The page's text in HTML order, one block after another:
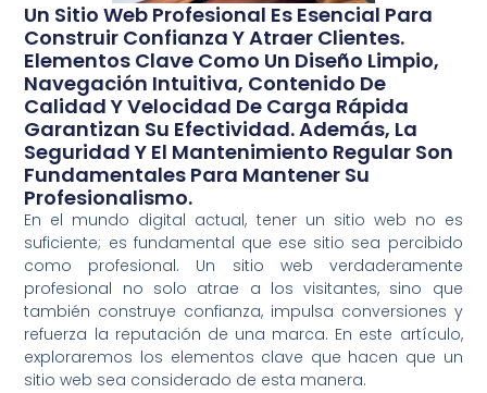
Un Sitio Web Profesional Es Esencial Para
Construir Confianza Y Atraer Clientes.
Elementos Clave Como Un Diseño Limpio,
Navegación Intuitiva, Contenido De
Calidad Y Velocidad De Carga Rápida
Garantizan Su Efectividad. Además, La
Seguridad Y El Mantenimiento Regular Son
Fundamentales Para Mantener Su
Profesionalismo.
En el mundo digital actual, tener un sitio web no es
suficiente; es fundamental que ese sitio sea percibido
como profesional. Un sitio web verdaderamente
profesional no solo atrae a los visitantes, sino que
también construye confianza, impulsa conversiones y
refuerza la reputación de una marca. En este artículo,
exploraremos los elementos clave que hacen que un
sitio web sea considerado de esta manera.